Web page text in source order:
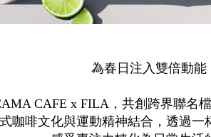
為春日注入雙倍動能
CAFE x FILA，共創跨界聯名
咖啡文化與運動精神結合，透過一